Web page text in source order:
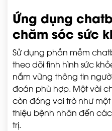
Ứng dụng
chăm sóc sức
Sử dụng phần mềm
theo dõi tình hình sức
nắm vững thông tin
đoán phù hợp. Một vài
còn đóng vai trò như
thiệu bệnh nhân đến
trị.